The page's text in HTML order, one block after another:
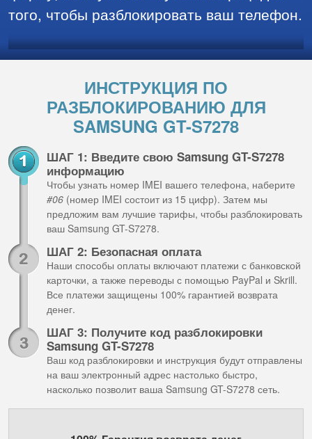
того, чтобы разблокировать ваш телефон.
ИНСТРУКЦИЯ ПО
РАЗБЛОКИРОВАНИЮ ДЛЯ
SAMSUNG GT-S7278
ШАГ 1: Введите свою Samsung GT-S7278
информацию
Чтобы узнать номер IMEI вашего телефона, наберите
#06 (номер IMEI состоит из 15 цифр). Затем мы
предложим вам лучшие тарифы, чтобы разблокировать
ваш Samsung GT-S7278.
ШАГ 2: Безопасная оплата
Наши способы оплаты включают платежи с банковской
карточки, а также переводы с помощью PayPal и Skrill.
Все платежи защищены 100% гарантией возврата
денег.
ШАГ 3: Получите код разблокировки
Samsung GT-S7278
Ваш код разблокировки и инструкция будут отправлены
на ваш электронный адрес настолько быстро,
насколько позволит ваша Samsung GT-S7278 сеть.